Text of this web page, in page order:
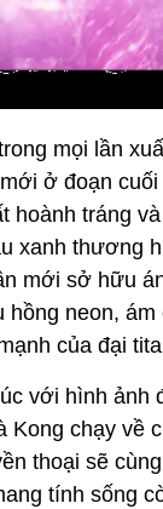
mọi lần
ở đoạn
hoành tráng
xanh thương
mới sở hữu
hồng neon, ám
của đại
với hình ảnh
Kong chạy về
thoại sẽ
tính sống